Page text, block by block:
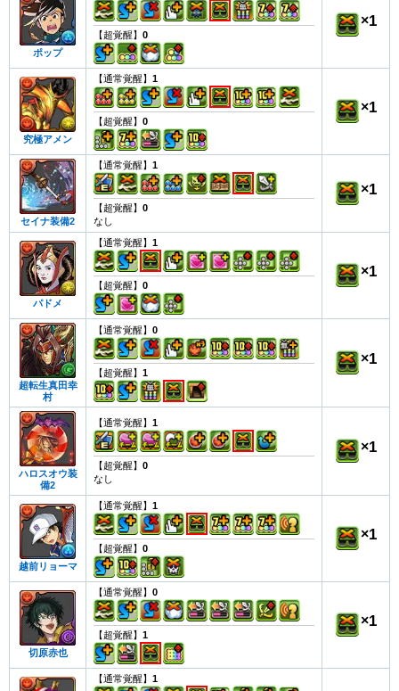
ポップ
【超覚醒】 0
×1
究極アメン
【通常覚醒】 1
【超覚醒】 0
×1
セイナ装備2
【通常覚醒】 1
【超覚醒】 0
なし
×1
パドメ
【通常覚醒】 1
【超覚醒】 0
×1
超転生真田幸
村
【通常覚醒】 0
【超覚醒】 1
×1
ハロスオウ装
備2
【通常覚醒】 1
【超覚醒】 0
なし
×1
越前リョーマ
【通常覚醒】 1
【超覚醒】 0
×1
切原赤也
【通常覚醒】 0
【超覚醒】 1
×1
【通常覚醒】 1